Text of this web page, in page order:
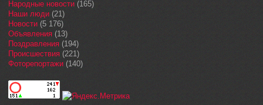
Народные новости (165)
Наши люди (21)
Новости (5 176)
Объявления (13)
Поздравления (194)
Происшествия (221)
Фоторепортажи (140)